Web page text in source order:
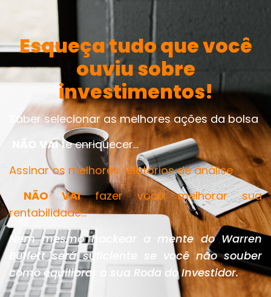
Esqueça tudo que você
ouviu sobre
investimentos!
Saber selecionar as melhores ações da bolsa
NÃO VAIte enriquecer…
Assinar os melhores relatórios de análise
NÃO VAIfazer você melhorar sua
rentabilidade…
Nem mesmo hackear a mente do Warren
Buffett será suficiente se você não souber
como equilibrar a sua Roda do Investidor.